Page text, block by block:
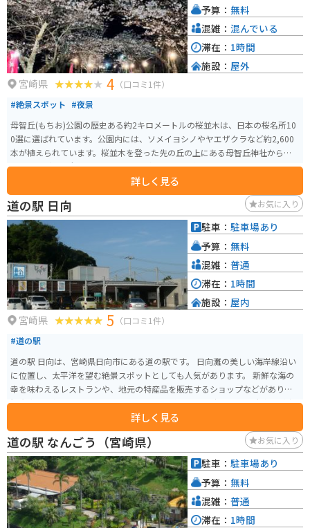
宮崎県 4 （口コミ1件）
#絶景スポット #夜景
母智丘(もちお)公園の歴史ある約2キロメートルの桜並木は、日本の桜名所10
0選に選ばれています。公園内には、ソメイヨシノやヤエザクラなど約2,600
本が植えられています。桜並木を登った先の丘の上にある母智丘神社から
は、母智丘公園全体を見下ろすことができます。毎年3月下旬から4月上旬に
かけて、桜まつりが開催され、民俗芸能の披露や多くの出店でにぎわいます。
詳しく見る
予算： 無料
混雑： 混んでいる
滞在： 1時間
施設： 屋外
道の駅 日向 お気に入り
宮崎県 5 （口コミ1件）
#道の駅
道の駅 日向は、宮崎県日向市にある道の駅です。 日向灘の美しい海岸線沿い
に位置し、太平洋を望む絶景スポットとしても人気があります。 新鮮な海の
幸を味わえるレストランや、地元の特産品を販売するショップなどがあり、
観光客に人気です。 バイクで訪れる場合、道の駅には広々とした駐車場が完
備されているので安心です。 日向市の温暖な気候を感じながら、海岸線をツ
ーリングするのもおすすめです。 道の駅 日向では、日向市の特産品である
「へべす」を使った商品が人気です。 へべすは、スダチやカボスに似た柑橘
類で、爽やかな香りと酸味が特徴です。 へべすを使ったジュースや調味料、
お菓子など、様々な商品が販売されているので、お土産にいかがでしょう
か。
詳しく見る
駐車： 駐車場あり
予算： 無料
混雑： 普通
滞在： 1時間
施設： 屋内
道の駅 なんごう（宮崎県） お気に入り
駐車： 駐車場あり
予算： 無料
混雑： 普通
滞在： 1時間